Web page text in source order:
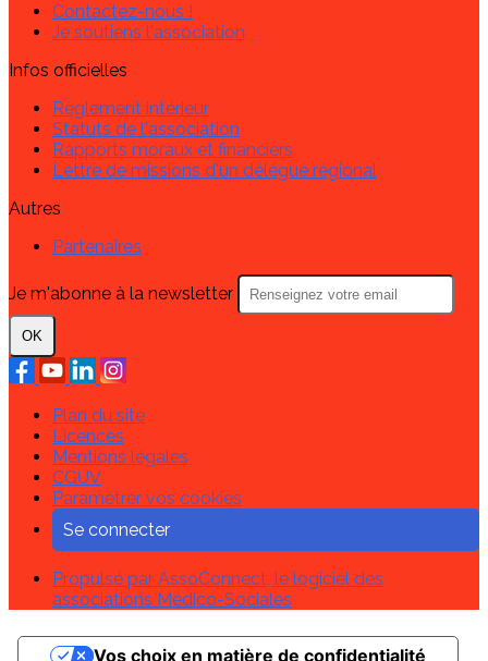
Contactez-nous !
Je soutiens l'association
Infos officielles
Règlement intérieur
Statuts de l'association
Rapports moraux et financiers
Lettre de missions d'un délégué régional
Autres
Partenaires
Je m'abonne à la newsletter
OK
Plan du site
Licences
Mentions légales
CGUV
Paramétrer vos cookies
Se connecter
Propulsé par AssoConnect, le logiciel des
associations Médico-Sociales
Vos choix en matière de confidentialité